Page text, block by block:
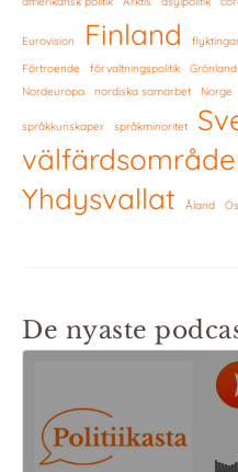
Eurovision Finland
Förtroende
förvaltningspolitik Grönland
Nordeuropa
nordiska samarbet Norge
språkkunskaper språkminoritet
Yhdysvallat Åland
De nyaste